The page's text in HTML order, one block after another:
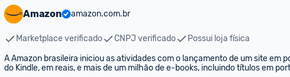
Amazon amazon.com.br
Marketplace verificado CNPJ verificado
Possui loja física
A Amazon brasileira iniciou as atividades com o lançamento de um site em
do Kindle, em reais, e mais de um milhão de e-books, incluindo títulos em